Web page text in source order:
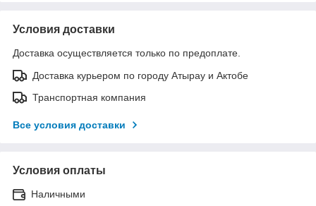
Условия доставки
Доставка осуществляется только по предоплате.
Доставка курьером по городу Атырау и Актобе
Транспортная компания
Все условия доставки
Условия оплаты
Наличными